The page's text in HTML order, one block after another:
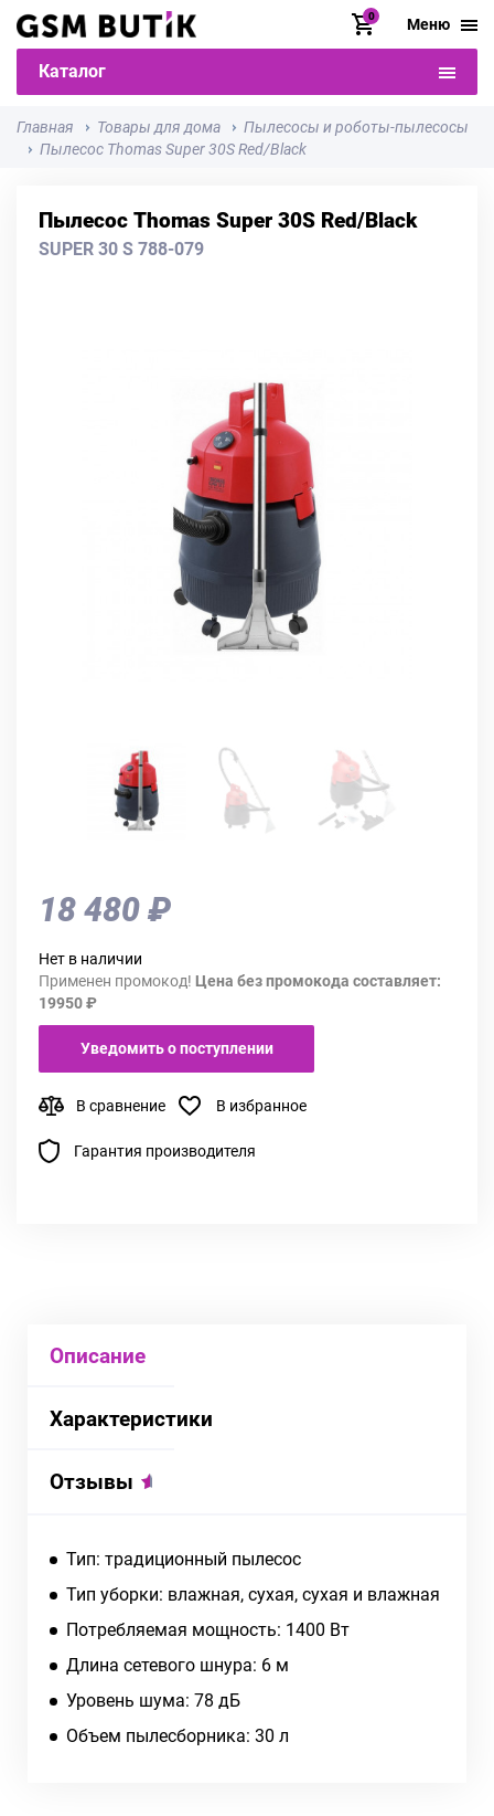
0 Меню
Каталог
Главная Товары для дома
Пылесосы и роботы-пылесосы
Пылесос Thomas Super 30S Red/Black
Пылесос Thomas Super 30S Red/Black
SUPER 30 S 788-079
18 480 ₽
Нет в наличии
Применен промокод! Цена без промокода составляет:
19950 ₽
Уведомить о поступлении
В сравнение В избранное
Гарантия производителя
Описание
Характеристики
Отзывы
Тип: традиционный пылесос
Тип уборки: влажная, сухая, сухая и влажная
Потребляемая мощность: 1400 Вт
Длина сетевого шнура: 6 м
Уровень шума: 78 дБ
Объем пылесборника: 30 л